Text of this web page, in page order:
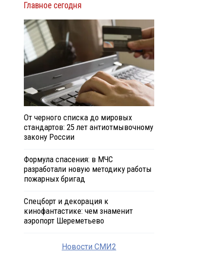
Главное сегодня
От черного списка до мировых
стандартов: 25 лет антиотмывочному
закону России
Формула спасения: в МЧС
разработали новую методику работы
пожарных бригад
Спецборт и декорация к
кинофантастике: чем знаменит
аэропорт Шереметьево
Новости СМИ2